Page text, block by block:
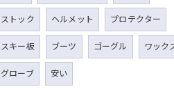
ストック
ヘルメット
プロテクター
スキー板
ブーツ ゴーグル
ワック
グローブ
安い